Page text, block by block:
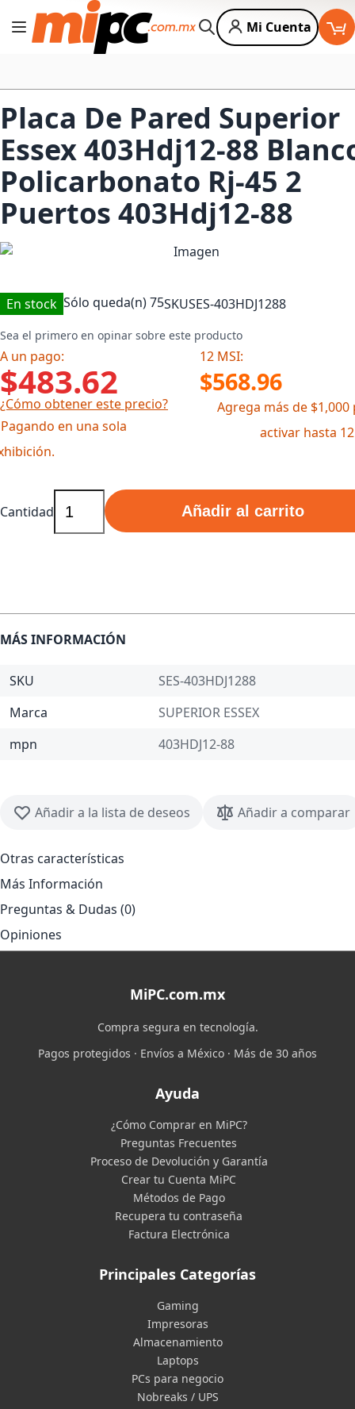
Cambiar Nav
Buscar
Mi Cuenta
Placa De Pared Superior
Essex 403Hdj12-88
Policarbonato Rj-45 2
Puertos 403Hdj12-88
En stock Sólo queda(n)75SKUSES-403HDJ1288
Sea el primero en opinar sobre este producto
A un pago: 12 MSI:
$483.62 $568.96
¿Cómo obtener este precio?
en una sola
Agrega más de $1,000
activar hasta
Cantidad Añadir al carrito
MÁS INFORMACIÓN
SKU
SES-403HDJ1288
Marca
SUPERIOR ESSEX
mpn
403HDJ12-88
Añadir a la lista de deseos Añadir a comparar
Otras características
Más Información
Preguntas & Dudas (0)
Opiniones
MiPC.com.mx
Compra segura en tecnología.
Pagos protegidos · Envíos a México · Más de 30 años
Ayuda
¿Cómo Comprar en MiPC?
Preguntas Frecuentes
Proceso de Devolución y Garantía
Crear tu Cuenta MiPC
Métodos de Pago
Recupera tu contraseña
Factura Electrónica
Principales Categorías
Gaming
Impresoras
Almacenamiento
Laptops
PCs para negocio
Nobreaks / UPS